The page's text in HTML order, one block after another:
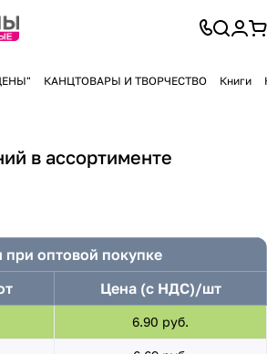
КАНЦТОВАРЫ И ТВОРЧЕСТВО Книги
в ассортименте
при оптовой покупке
Цена (с НДС)/шт
6.90 руб.